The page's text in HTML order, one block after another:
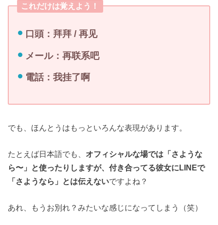
これだけは覚えよう！
口頭：拜拜 / 再见
メール：再联系吧
電話：我挂了啊
でも、ほんとうはもっといろんな表現があります。
たとえば日本語でも、 オフィシャルな場では「さような
ら〜」と使ったりしますが、付き合ってる彼女にLINEで
「さようなら」とは伝えないですよね？
あれ、もうお別れ？みたいな感じになってしまう（笑）